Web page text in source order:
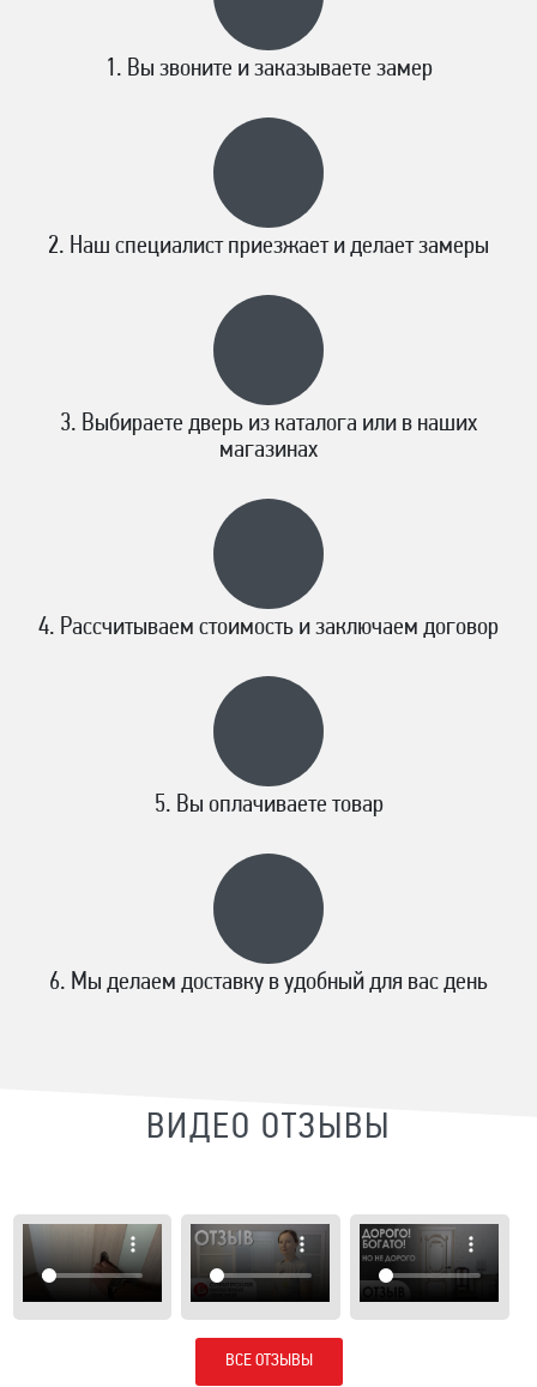
Вы звоните и заказываете замер
Наш специалист приезжает и делает замеры
Выбираете дверь из каталога или в наших
магазинах
Рассчитываем стоимость и заключаем договор
Вы оплачиваете товар
Мы делаем доставку в удобный для вас день
ВИДЕО ОТЗЫВЫ
ВСЕ ОТЗЫВЫ